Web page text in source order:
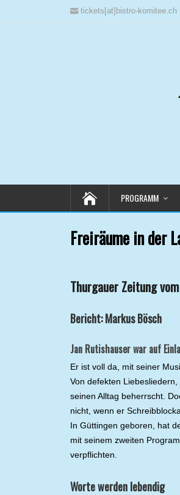
tickets[at]bistro-komitee.ch
PROGRAMM
Freiräume in der
Thurgauer Zeitung
Bericht: Markus Bösch
Jan Rutishauser war auf
Er ist voll da, mit seiner
Von defekten
seinen Alltag beherrscht.
nicht, wenn er
In Güttingen geboren, hat
mit seinem zweiten
verpflichten.
Worte werden lebendig